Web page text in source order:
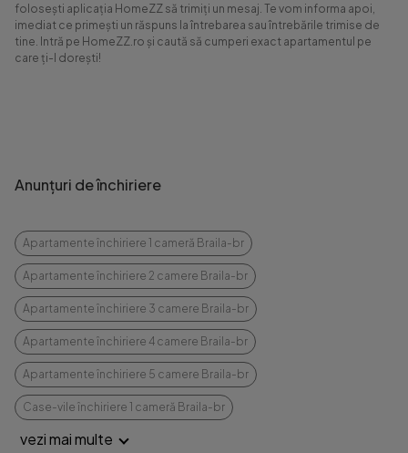
folosești aplicația HomeZZ să trimiți un mesaj. Te vom informa apoi,
imediat ce primești un răspuns la întrebarea sau întrebările trimise de
tine. Intră pe HomeZZ.ro și caută să cumperi exact apartamentul pe
care ți-l dorești!
Anunțuri de închiriere
Apartamente închiriere 1 cameră Braila-br
Apartamente închiriere 2 camere Braila-br
Apartamente închiriere 3 camere Braila-br
Apartamente închiriere 4 camere Braila-br
Apartamente închiriere 5 camere Braila-br
Case-vile închiriere 1 cameră Braila-br
vezi mai multe